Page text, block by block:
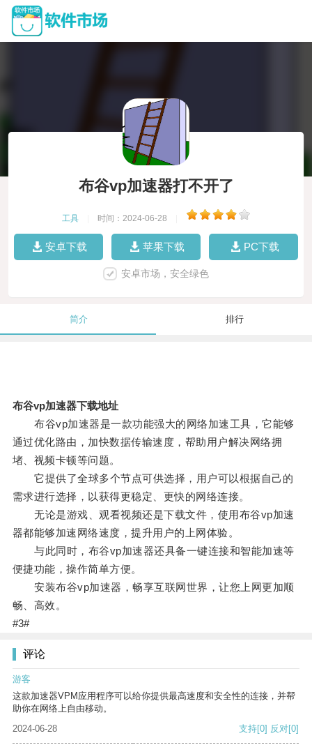
布谷vp加速器打不开了
工具 时间：2024-06-28
安卓下载 苹果下载 PC下载
安卓市场，安全绿色
简介 排行
布谷vp加速器下载地址
布谷vp加速器是一款功能强大的网络加速工具，它能够
通过优化路由，加快数据传输速度，帮助用户解决网络拥
堵、视频卡顿等问题。
它提供了全球多个节点可供选择，用户可以根据自己的
需求进行选择，以获得更稳定、更快的网络连接。
无论是游戏、观看视频还是下载文件，使用布谷vp加速
器都能够加速网络速度，提升用户的上网体验。
与此同时，布谷vp加速器还具备一键连接和智能加速等
便捷功能，操作简单方便。
安装布谷vp加速器，畅享互联网世界，让您上网更加顺
畅、高效。
#3#
评论
游客
这款加速器VPM应用程序可以给你提供最高速度和安全性的连接，并帮
助你在网络上自由移动。
2024-06-28
支持[0] 反对[0]